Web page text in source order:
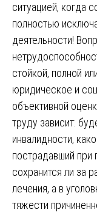
ситуацией, когда
полностью
деятельности!
стойкой, полной
юридическое и
объективной
труду зависит:
инвалидности,
пострадавший при
сохранится ли за
лечения, а в
тяжести